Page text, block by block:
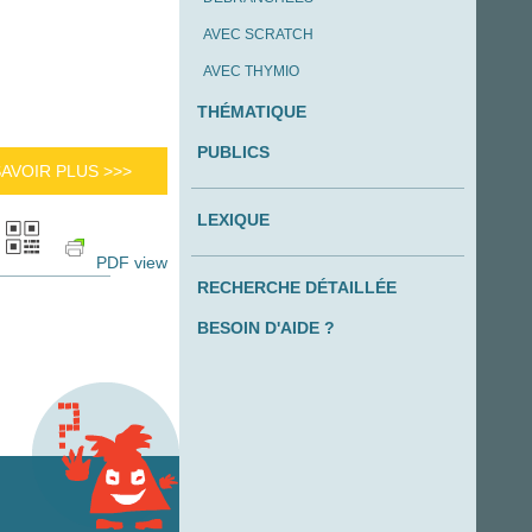
PLUS >>>
PDF view
AVEC SCRATCH
AVEC THYMIO
THÉMATIQUE
PUBLICS
LEXIQUE
RECHERCHE DÉTAILLÉE
BESOIN D'AIDE ?